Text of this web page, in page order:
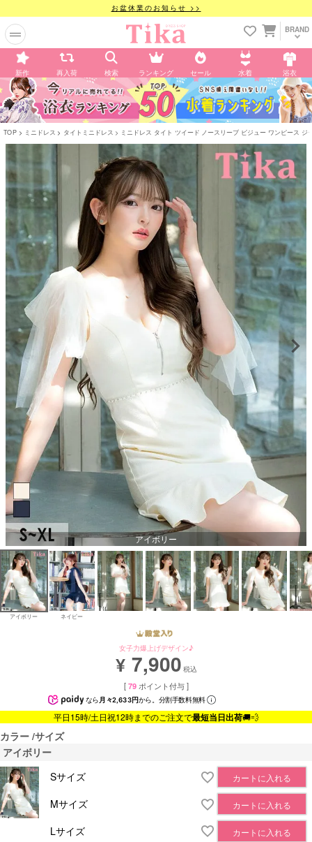
お盆休業のお知らせ >>
BRAND
新作 再入荷 検索 ランキング セール 水着 浴衣
TOP ミニドレス タイトミニドレス ミニドレス タイト ツイード ノースリーブ ビジュー ワンピース
アイボリー
アイボリー ネイビー
女子力爆上げデザイン♪
¥ 7,900 税込
[ 79 ポイント付与 ]
なら月々2,633円から。分割手数料無料
平日15時/土日祝12時までのご注文で最短当日出荷🚚💨
カラー サイズ
アイボリー
Sサイズ
カートに入れる
Mサイズ カートに入れる
Lサイズ カートに入れる